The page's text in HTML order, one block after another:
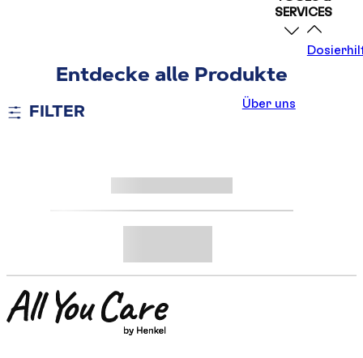
SERVICES
Über uns
Entdecke alle Produkte
FILTER